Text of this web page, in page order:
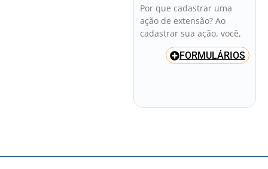
Por que cadastrar uma
ação de extensão? Ao
cadastrar sua ação, você,
FORMULÁRIOS